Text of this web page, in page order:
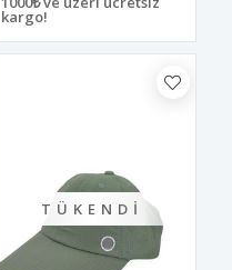
kargo!
TÜKENDI